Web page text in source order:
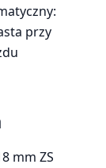
przy
mm ZS